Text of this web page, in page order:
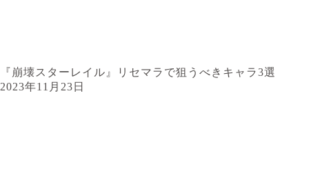
『崩壊スターレイル』リセマラで狙うべきキャラ3選
2023年11月23日